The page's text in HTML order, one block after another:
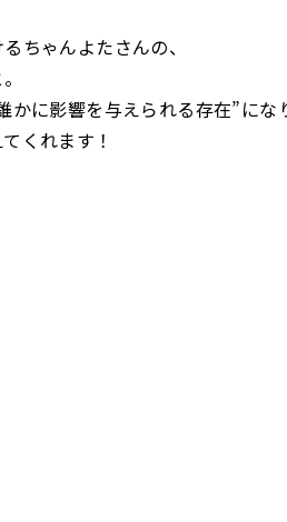
ちゃんよたさんの、
かに影響を与えられる存在”にな
くれます！